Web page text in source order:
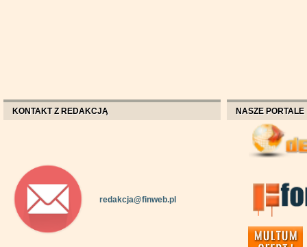
KONTAKT Z REDAKCJĄ
redakcja@finweb.pl
NASZE PORTALE